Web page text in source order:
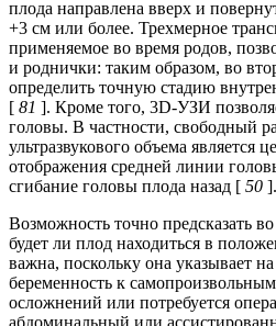
плода направлена ​​вверх и
+3 см или более. Трехмерное
применяемое во время родов,
и роднички: таким образом, во
определить точную стадию
[ 81 ]. Кроме того, 3D-УЗИ
головы. В частности, свободный
ультразвукового объема является
отображения средней линии
сгибание головы плода назад [ 50 ].
Возможность точно предсказать
будет ли плод находиться в
важна, поскольку она указывает
беременность к
осложнений или потребуется
абдоминальный или